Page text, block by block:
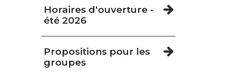
Horaires d'ouverture -
été 2026
Propositions pour les
groupes